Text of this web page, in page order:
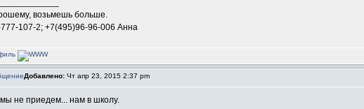
возьмешь больше.
107-2; +7(495)96-96-006 Анна
Добавлено: Чт апр 23, 2015 2:37 pm
не приедем... нам в школу.